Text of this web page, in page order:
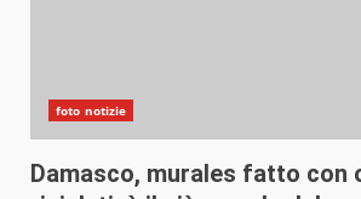
foto notizie
Damasco, murales fatto con